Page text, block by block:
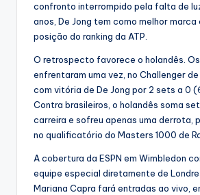
confronto interrompido pela falta de
anos, De Jong tem como melhor marca
posição do ranking da ATP.
O retrospecto favorece o holandês.
enfrentaram uma vez, no Challenger
com vitória de De Jong por 2 sets a 0
Contra brasileiros, o holandês soma
carreira e sofreu apenas uma derrota,
no qualificatório do Masters 1000 de
A cobertura da ESPN em Wimbledon
equipe especial diretamente de
Mariana Capra fará entradas ao vivo,